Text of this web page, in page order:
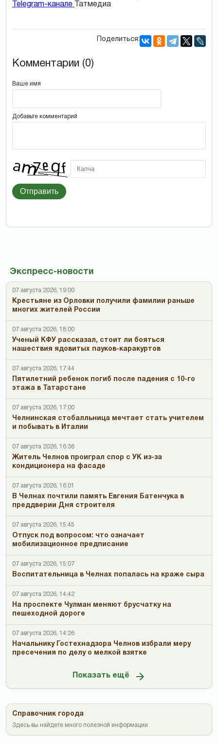
Экспресс-новости
07 августа 2026, 19:00
Крестьяне из Орловки получили фамилии раньше
многих жителей России
07 августа 2026, 18:00
Ученый КФУ рассказал, стоит ли бояться
нашествия ядовитых пауков-каракуртов
07 августа 2026, 17:44
Пятилетний ребенок погиб после падения с 10-го
этажа в Татарстане
07 августа 2026, 17:00
Челнинская стобалльница мечтает стать учителем
и побывать в Италии
07 августа 2026, 16:36
Житель Челнов проиграл спор с УК из-за
кондиционера на фасаде
07 августа 2026, 16:01
В Челнах почтили память Евгения Батенчука в
преддверии Дня строителя
07 августа 2026, 15:45
Отпуск под вопросом: что означает
мобилизационное предписание
07 августа 2026, 15:07
Воспитательница в Челнах попалась на краже сыра
07 августа 2026, 14:42
На проспекте Чулман меняют брусчатку на
пешеходной дороге
07 августа 2026, 14:26
Начальнику Гостехнадзора Челнов избрали меру
пресечения по делу о мелкой взятке
Показать ещё
Справочник города
Здесь вы найдете много полезной информации
Telegram-канале
Татмедиа
Поделиться:
Комментарии (0)
Ваше имя
Добавьте комментарий
Отправить